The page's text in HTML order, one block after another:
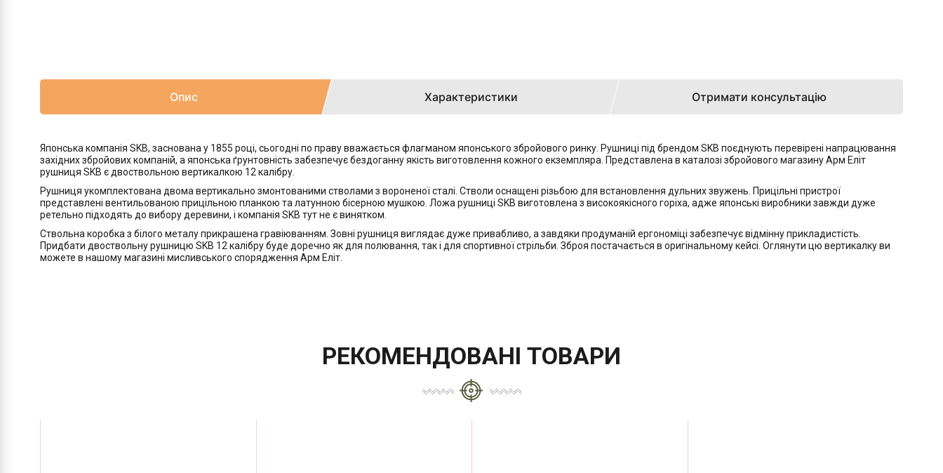
Опис Характеристики Отримати консультацію
Японська компанія SKB, заснована у 1855 році, сьогодні по праву вважається флагманом японського збройового ринку. Рушниці під брендом SKB поєднують перевірені напрацювання
західних збройових компаній, а японська ґрунтовність забезпечує бездоганну якість виготовлення кожного екземпляра. Представлена в каталозі збройового магазину Арм Еліт
рушниця SKB є двоствольною вертикалкою 12 калібру.
Рушниця укомплектована двома вертикально змонтованими стволами з вороненої сталі. Стволи оснащені різьбою для встановлення дульних звужень. Прицільні пристрої
представлені вентильованою прицільною планкою та латунною бісерною мушкою. Ложа рушниці SKB виготовлена з високоякісного горіха, адже японські виробники завжди дуже
ретельно підходять до вибору деревини, і компанія SKB тут не є винятком.
Ствольна коробка з білого металу прикрашена гравіюванням. Зовні рушниця виглядає дуже привабливо, а завдяки продуманій ергономіці забезпечує відмінну прикладистість.
Придбати двоствольну рушницю SKB 12 калібру буде доречно як для полювання, так і для спортивної стрільби. Зброя постачається в оригінальному кейсі. Оглянути цю вертикалку ви
можете в нашому магазині мисливського спорядження Арм Еліт.
РЕКОМЕНДОВАНІ ТОВАРИ